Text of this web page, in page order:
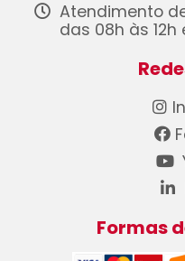
Atendimento
das 08h às 12h
Formas